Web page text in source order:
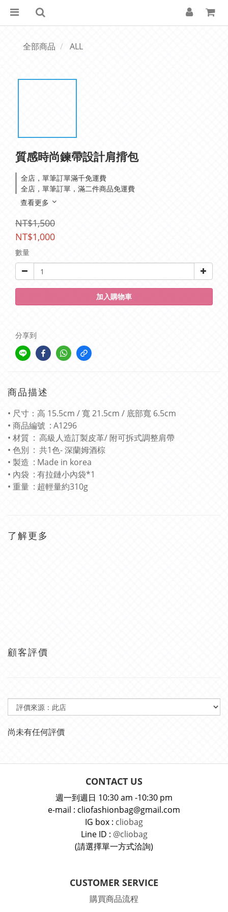
全部商品 ALL
質感時尚鍊帶設計肩揹包
全店，單筆訂單滿千免運費
全店，單筆訂單，滿二件商品免運費
查看更多
NT$1,500
NT$1,000
數量
加入購物車
分享到
商品描述
• 尺寸：高 15.5cm / 寬 21.5cm / 底部寬 6.5cm
• 商品編號 : A1296
• 材質 : 高級人造訂製皮革/ 附可拆式調整肩帶
• 色別 : 共1色- 深蘭姆酒棕
• 製造 : Made in korea
• 內袋 : 有拉鏈小內袋*1
• 重量 : 超輕量約310g
了解更多
顧客評價
尚未有任何評價
CONTACT US
週一到週日 10:30 am -10:30 pm
e-mail : cliofashionbag@gmail.com
IG box : cliobag
Line ID : @cliobag
(請選擇單一方式洽詢)
CUSTOMER SERVICE
購買商品流程